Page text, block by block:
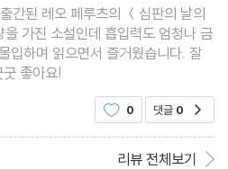
간된 레오 페루츠의 ＜심판의 날의
가진 소설인데 흡입력도 엄청나 금
입하며 읽으면서 즐거웠습니다. 잘
좋아요!
0 댓글 0
리뷰 전체보기